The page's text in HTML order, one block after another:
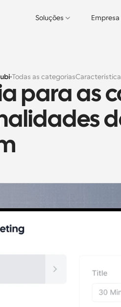
Soluções Empresa
Todas as categorias
para as